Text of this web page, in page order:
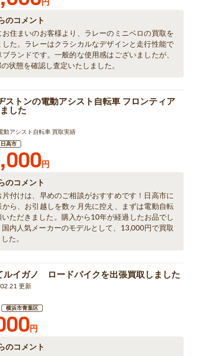
円
のコメント
住まいのお客様より、ラレーのミニベロの買取を
した。ラレーはクラシカルなデザインと走行性能で
ランドです。一般的な使用感はございましたが、
状態を確認し査定いたしました。
ストンの電動アシスト自転車 フロンティア
した
動アシスト自転車 買取実績
日高市
円
のコメント
付けは、早めのご相談がおすすめです！日高市に
から、お引越しを数ヶ月先に控え、まずは電動自転
ただきました。購入から10年が経過したお品でし
内人気メーカーのモデルとして、13,000円で買取
た。
ルイガノ ロードバイクを出張買取しました
更新
横浜市青葉区
円
のコメント